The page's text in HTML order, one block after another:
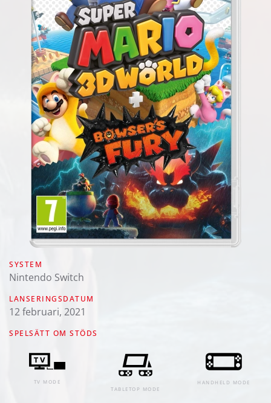
SYSTEM
Nintendo Switch
LANSERINGSDATUM
12 februari, 2021
SPELSÄTT OM STÖDS
TV MODE
TABLETOP MODE
HANDHELD MODE